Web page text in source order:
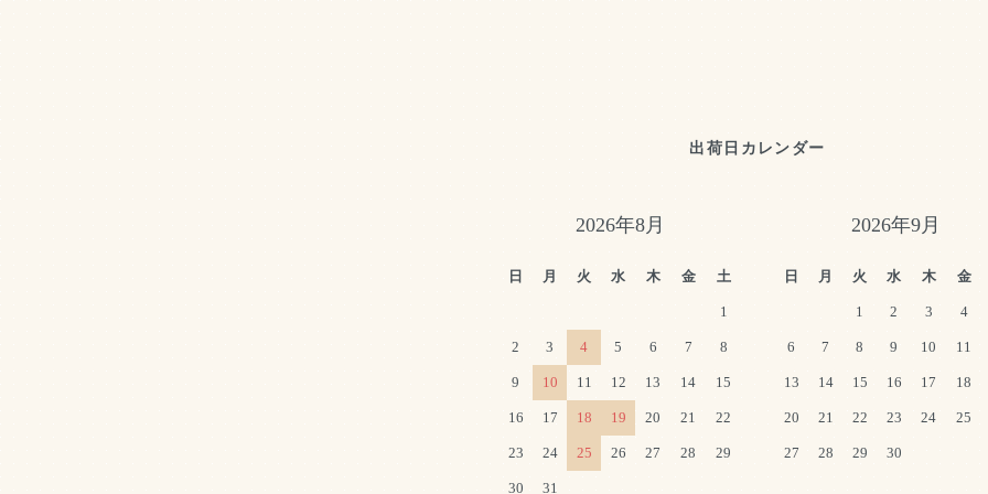
出荷日カレンダー
2026年8月
日 月 火 水 木 金 土
1
2 3 4 5 6 7 8
9 10 11 12 13 14 15
16 17 18 19 20 21 22
23 24 25 26 27 28 29
30 31
2026年9月
日 月 火 水 木 金
1 2 3 4
6 7 8 9 10 11
13 14 15 16 17 18
20 21 22 23 24 25
27 28 29 30